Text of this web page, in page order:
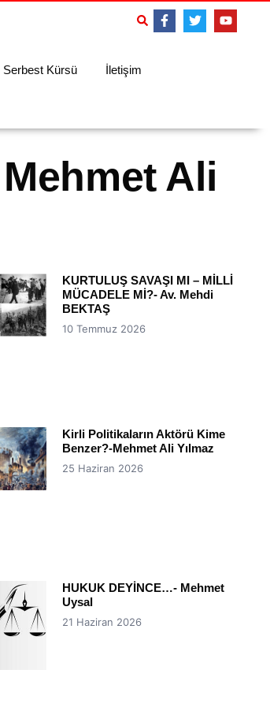
Serbest Kürsü İletişim
Ali
KURTULUŞ SAVAŞI MI – MİLLİ
MÜCADELE Mİ?- Av. Mehdi
BEKTAŞ
10 Temmuz 2026
Kirli Politikaların Aktörü Kime
Benzer?-Mehmet Ali Yılmaz
25 Haziran 2026
HUKUK DEYİNCE…- Mehmet
Uysal
21 Haziran 2026